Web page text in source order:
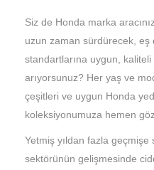
Siz de Honda marka
uzun zaman sürdürecek, eş
standartlarına uygun,
arıyorsunuz? Her yaş ve
çeşitleri ve uygun Honda
koleksiyonumuza hemen
Yetmiş yıldan fazla
sektörünün gelişmesinde